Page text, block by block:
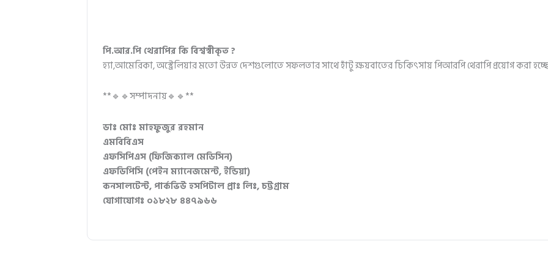
পি.আর.পি থেরাপির কি বিশ্বস্বীকৃত ?
হ্যা,আমেরিকা, অস্ট্রেলিয়ার মতো উন্নত দেশগুলোতে সফলতার সাথে হাঁটু ক্ষয়বাতের চিকিৎসায় পিআরপি থেরাপি প্রয়োগ করা
**🔹🔹সম্পাদনায়🔹🔹**
ডাঃ মোঃ মাহফুজুর রহমান
এমবিবিএস
এফসিপিএস (ফিজিক্যাল মেডিসিন)
এফডিপিসি (পেইন ম্যানেজমেন্ট, ইন্ডিয়া)
কনসালটেন্ট, পার্কভিউ হসপিটাল প্রাঃ লিঃ, চট্টগ্রাম
যোগাযোগঃ ০১৮২৮ ৪৪৭৯৬৬